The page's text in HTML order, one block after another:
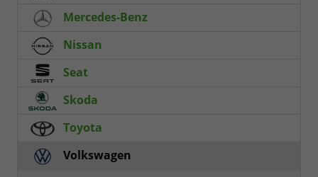
Mercedes-Benz
Nissan
Seat
Skoda
Toyota
Volkswagen